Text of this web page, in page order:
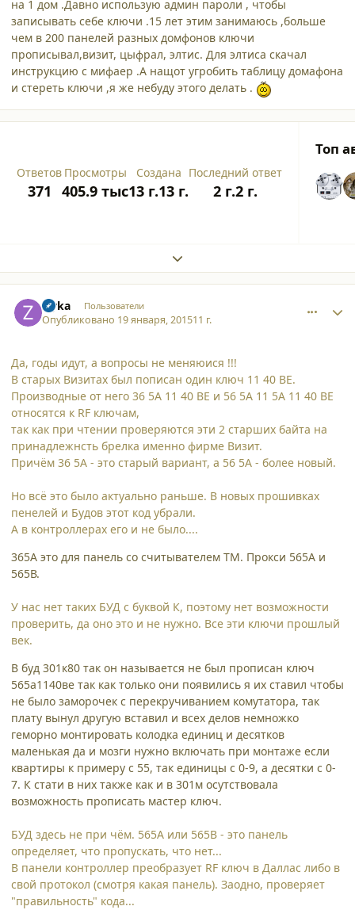
на 1 дом .Давно использую админ пароли , чтобы
записывать себе ключи .15 лет этим занимаюсь ,больше
чем в 200 панелей разных домфонов ключи
прописывал,визит, цыфрал, элтис. Для элтиса скачал
инструкцию с мифаер .А нащот угробить таблицу домафона
и стереть ключи ,я же небуду этого делать .
Ответов
371
Просмотры
405.9 тыс
Создана
13 г.13 г.
Последний ответ
2 г.2 г.
Топ
Expand topic overview
zlyka Пользователи
Опубликовано 19 января, 201511 г.
Да, годы идут, а вопросы не меняюися !!!
В старых Визитах был пописан один ключ 11 40 BE.
Производные от него 36 5A 11 40 BE и 56 5A 11 5A 11 40 BE
относятся к RF ключам,
так как при чтении проверяются эти 2 старших байта на
принадлежнсть брелка именно фирме Визит.
Причём 36 5А - это старый вариант, а 56 5А - более новый.
Но всё это было актуально раньше. В новых прошивках
пенелей и Будов этот код убрали.
А в контроллерах его и не было....
365А это для панель со считывателем ТМ. Прокси 565А и
565В.
У нас нет таких БУД с буквой К, поэтому нет возможности
проверить, да оно это и не нужно. Все эти ключи прошлый
век.
В буд 301к80 так он называется не был прописан ключ
565а1140ве так как только они появились я их ставил чтобы
не было заморочек с перекручиванием комутатора, так
плату вынул другую вставил и всех делов немножко
геморно монтировать колодка единиц и десятков
маленькая да и мозги нужно включать при монтаже если
квартиры к примеру с 55, так единицы с 0-9, а десятки с 0-
7. К стати в них также как и в 301м осутствовала
возможность прописать мастер ключ.
БУД здесь не при чём. 565А или 565В - это панель
определяет, что пропускать, что нет...
В панели контроллер преобразует RF ключ в Даллас либо в
свой протокол (смотря какая панель). Заодно, проверяет
"правильность" кода...